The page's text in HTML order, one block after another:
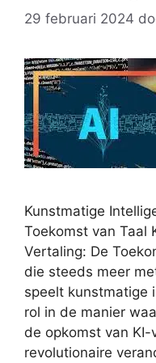
29 februari 2024
Kunstmatige
Toekomst van Taal
Vertaling: De
die steeds meer
speelt kunstmatige
rol in de manier
de opkomst van
revolutionaire